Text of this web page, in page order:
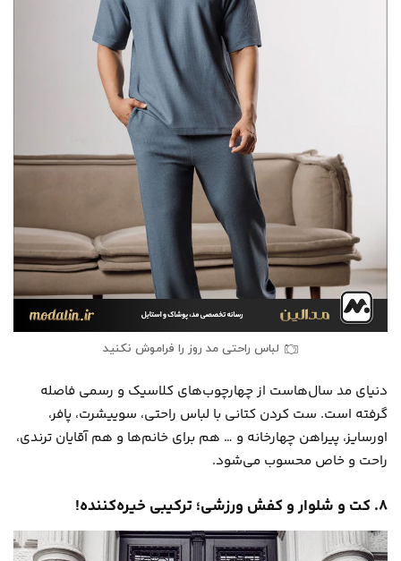
لباس راحتی مد روز را فراموش نکنید
دنیای مد سال‌هاست از چهارچوب‌های کلاسیک و رسمی فاصله
گرفته است. ست کردن کتانی با لباس راحتی، سوییشرت، پافر،
اورسایز، پیراهن چهارخانه و … هم برای خانم‌ها و هم آقایان ترندی،
راحت و خاص محسوب می‌شود.
۸. کت و شلوار و کفش ورزشی؛ ترکیبی خیره‌کننده!